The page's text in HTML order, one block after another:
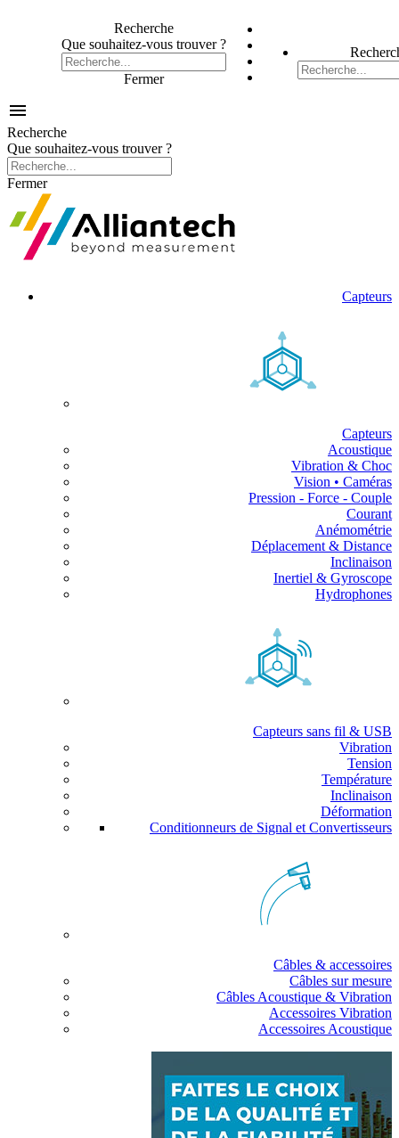
Recherche
Que souhaitez-vous trouver ?
Fermer

Recherche
Que souhaitez-vous trouver ?
Fermer
Capteurs
Capteurs
Acoustique
Vibration & Choc
Vision • Caméras
Pression - Force - Couple
Courant
Anémométrie
Déplacement & Distance
Inclinaison
Inertiel & Gyroscope
Hydrophones
Capteurs sans fil & USB
Vibration
Tension
Température
Inclinaison
Déformation
Conditionneurs de Signal et Convertisseurs
Câbles & accessoires
Câbles sur mesure
Câbles Acoustique & Vibration
Accessoires Vibration
Accessoires Acoustique